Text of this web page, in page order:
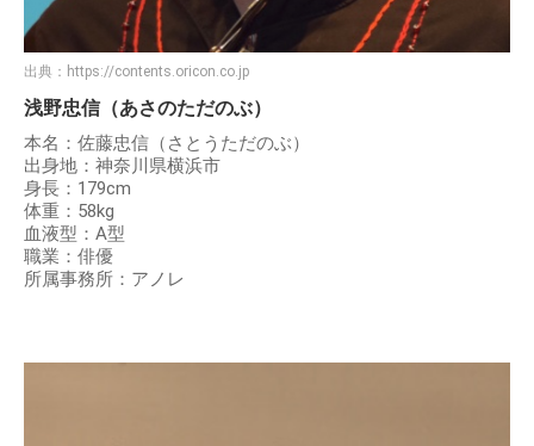
出典： https://contents.oricon.co.jp
浅野忠信（あさのただのぶ）
本名：佐藤忠信（さとうただのぶ）
出身地：神奈川県横浜市
身長：179cm
体重：58kg
血液型：A型
職業：俳優
所属事務所：アノレ